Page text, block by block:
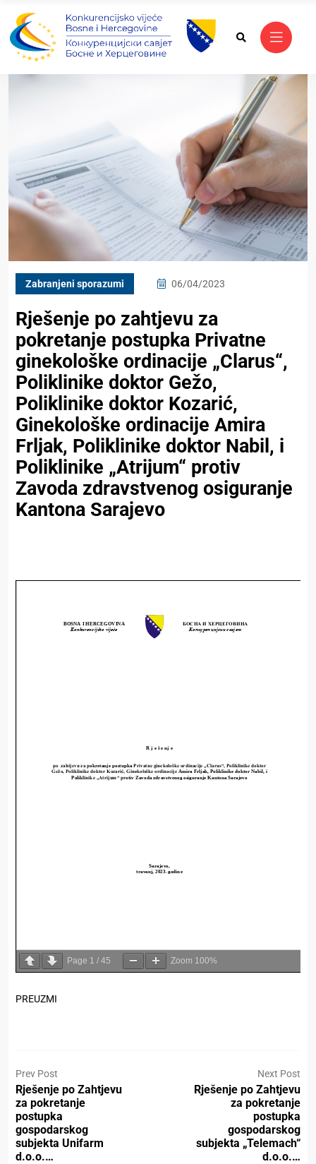
Zabranjeni sporazumi 06/04/2023
Rješenje pо zahtjevu za
pokretanje postupka Privatne
ginekološke ordinacije „Clarus“,
Poliklinike doktor Gežo,
Poliklinike doktor Kozarić,
Ginekološke ordinacije Amira
Frljak, Poliklinike doktor Nabil, i
Poliklinike „Atrijum“ protiv
Zavoda zdravstvenog osiguranje
Kantona Sarajevo
Page 1 / 45 Zoom 100%
PREUZMI
Prev Post
Rješenje po Zahtjevu
za pokretanje
postupka
gospodarskog
subjekta Unifarm
d.o.o.…
Next Post
Rješenje po Zahtjevu
za pokretanje
postupka
gospodarskog
subjekta „Telemach“
d.o.o.…